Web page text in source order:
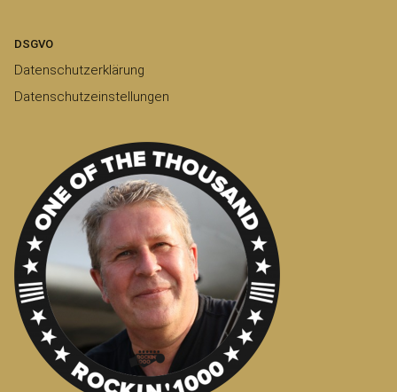
DSGVO
Datenschutzerklärung
Datenschutzeinstellungen